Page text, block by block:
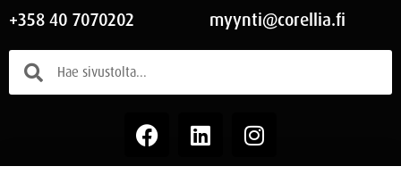
+358 40 7070202 myynti@corellia.fi